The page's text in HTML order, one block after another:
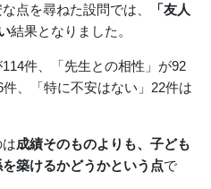
点を尋ねた設問では、
「友人
結果となりました。
件、「先生との相性」が92
、「特に不安はない」22件は
成績そのものよりも、子ども
築けるかどうかという点で